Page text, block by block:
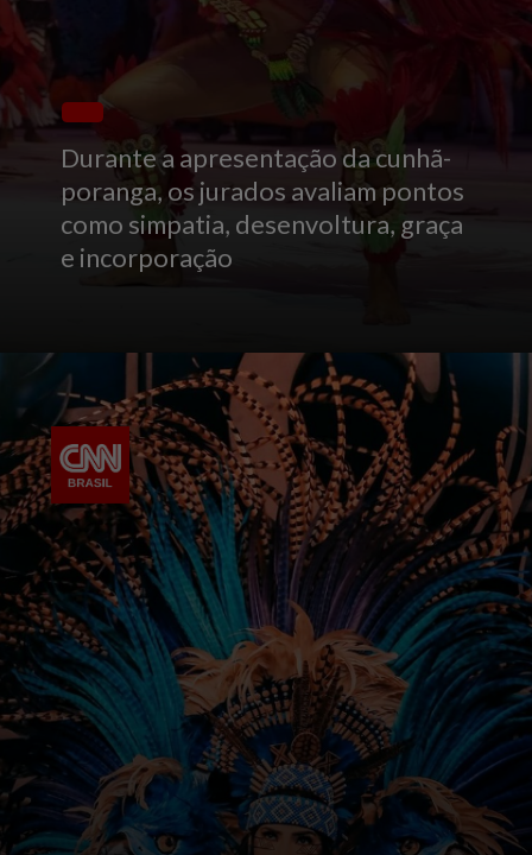
Durante a apresentação da cunhã-
poranga, os jurados avaliam pontos
como simpatia, desenvoltura, graça
e incorporação